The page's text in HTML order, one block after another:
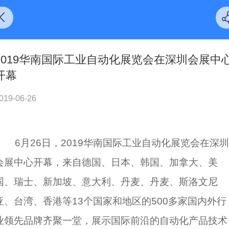
华南国际工业自动化展览会在深圳会展中
幕
06-26
26日，2019华南国际工业自动化展览会在深圳
展中心开幕，来自德国、日本、韩国、加拿大、美
、瑞士、新加坡、意大利、丹麦、丹麦、斯洛文尼
、台湾、香港等13个国家和地区的500多家国内外行
领先品牌齐聚一堂，展示国际前沿的自动化产品技术